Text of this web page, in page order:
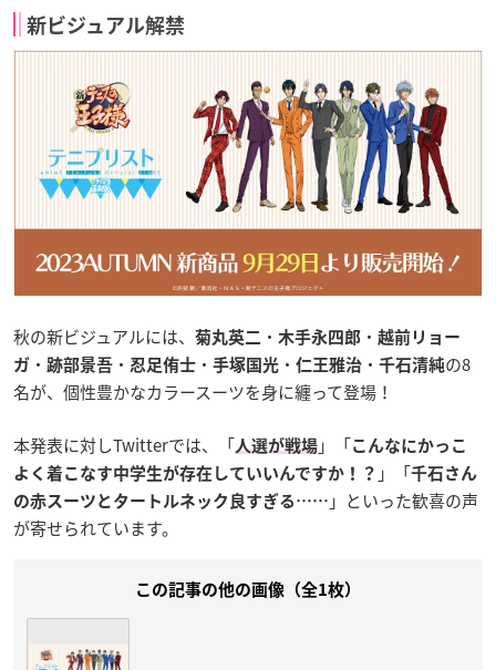
新ビジュアル解禁
秋の新ビジュアルには、 菊丸英二 ・ 木手永四郎 ・ 越前リョー
ガ ・ 跡部景吾 ・ 忍足侑士 ・ 手塚国光 ・ 仁王雅治 ・ 千石清純の8
名が、個性豊かなカラースーツを身に纏って登場！
本発表に対しTwitterでは、「人選が戦場 」「こんなにかっこ
よく着こなす中学生が存在していいんですか！？ 」「千石さん
の赤スーツとタートルネック良すぎる…… 」といった歓喜の声
が寄せられています。
この記事の他の画像（全1枚）